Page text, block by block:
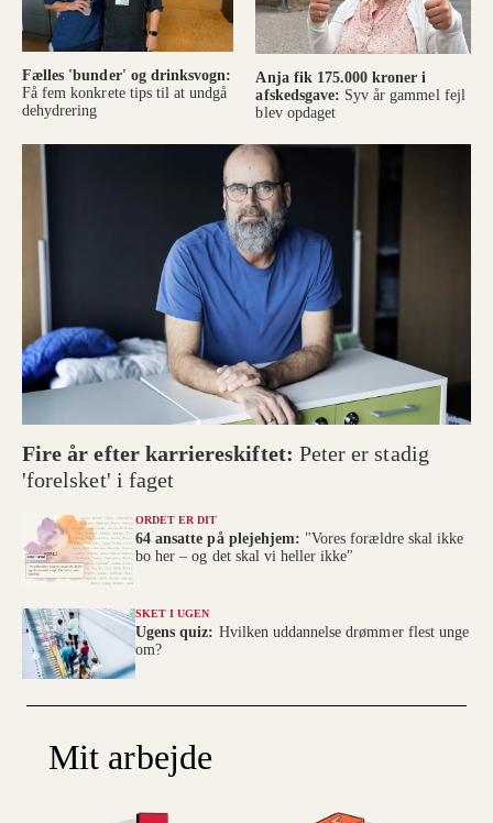
Fælles 'bunder' og drinksvogn:
Få fem konkrete tips til at undgå
dehydrering
Anja fik 175.000 kroner i
afskedsgave: Syv år gammel fejl
blev opdaget
Fire år efter karriereskiftet: Peter er stadig
'forelsket' i faget
ORDET ER DIT
64 ansatte på plejehjem: "Vores forældre skal ikke
bo her – og det skal vi heller ikke"
SKET I UGEN
Ugens quiz: Hvilken uddannelse drømmer flest unge
om?
Mit arbejde